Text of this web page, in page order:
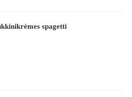
spagetti